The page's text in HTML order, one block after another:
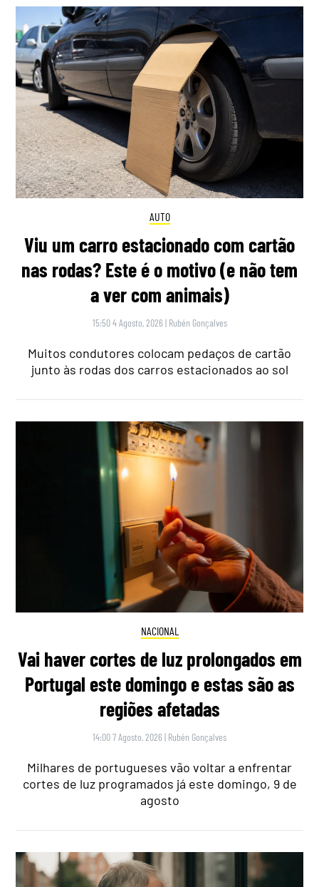
AUTO
Viu um carro estacionado com cartão
nas rodas? Este é o motivo (e não tem
a ver com animais)
15:50 4 Agosto, 2026 | Rubén Gonçalves
Muitos condutores colocam pedaços de cartão
junto às rodas dos carros estacionados ao sol
NACIONAL
Vai haver cortes de luz prolongados em
Portugal este domingo e estas são as
regiões afetadas
14:00 7 Agosto, 2026 | Rubén Gonçalves
Milhares de portugueses vão voltar a enfrentar
cortes de luz programados já este domingo, 9 de
agosto